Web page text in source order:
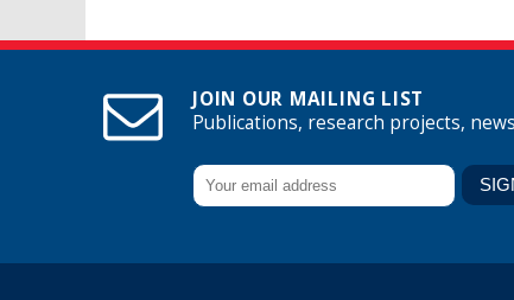
JOIN OUR MAILING LIST
Publications, research projects,